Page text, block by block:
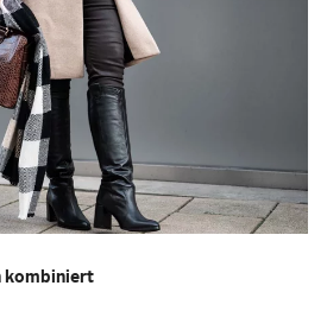
kombiniert